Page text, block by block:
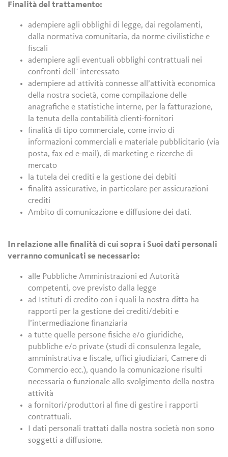
Finalità del trattamento:
adempiere agli obblighi di legge, dai regolamenti,
dalla normativa comunitaria, da norme civilistiche e
fiscali
adempiere agli eventuali obblighi contrattuali nei
confronti dell´interessato
adempiere ad attività connesse all’attività economica
della nostra società, come compilazione delle
anagrafiche e statistiche interne, per la fatturazione,
la tenuta della contabilità clienti-fornitori
finalità di tipo commerciale, come invio di
informazioni commerciali e materiale pubblicitario (via
posta, fax ed e-mail), di marketing e ricerche di
mercato
la tutela dei crediti e la gestione dei debiti
finalità assicurative, in particolare per assicurazioni
crediti
Ambito di comunicazione e diffusione dei dati.
In relazione alle finalità di cui sopra i Suoi dati personali
verranno comunicati se necessario:
alle Pubbliche Amministrazioni ed Autorità
competenti, ove previsto dalla legge
ad Istituti di credito con i quali la nostra ditta ha
rapporti per la gestione dei crediti/debiti e
l’intermediazione finanziaria
a tutte quelle persone fisiche e/o giuridiche,
pubbliche e/o private (studi di consulenza legale,
amministrativa e fiscale, uffici giudiziari, Camere di
Commercio ecc.), quando la comunicazione risulti
necessaria o funzionale allo svolgimento della nostra
attività
a fornitori/produttori al fine di gestire i rapporti
contrattuali.
I dati personali trattati dalla nostra società non sono
soggetti a diffusione.